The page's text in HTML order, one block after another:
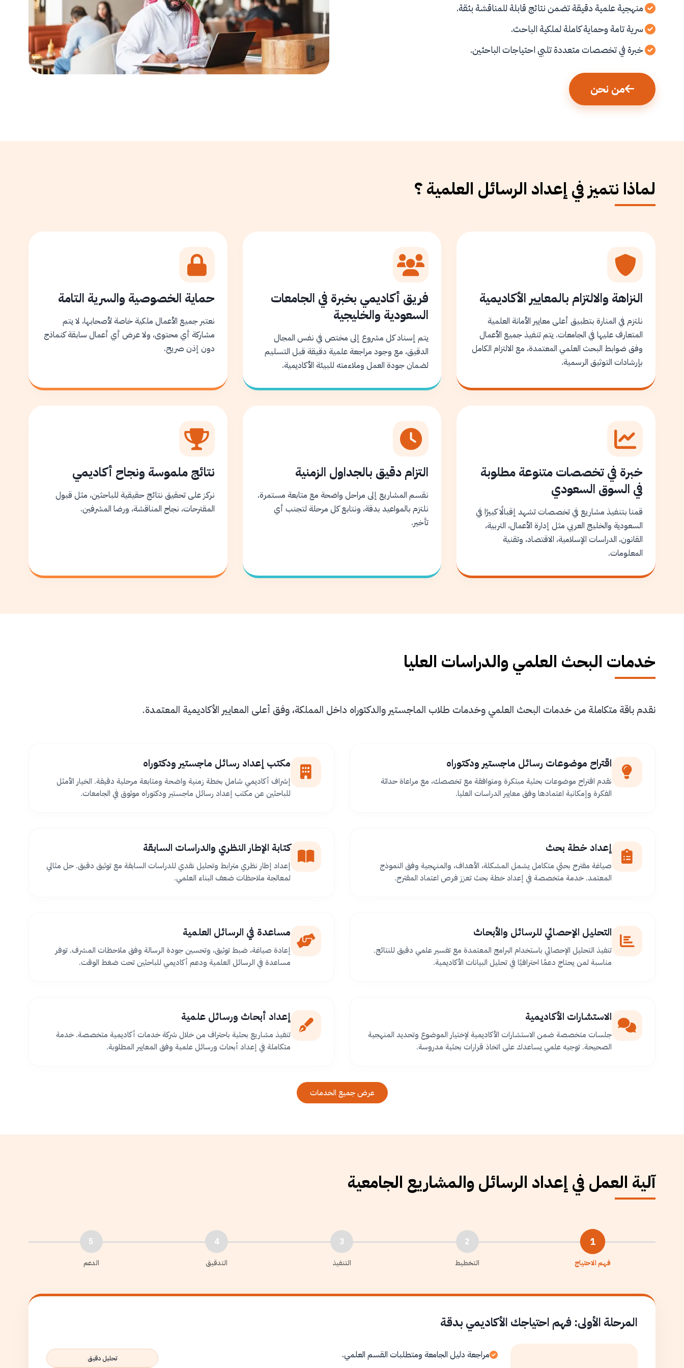
منهجية علمية دقيقة تضمن نتائج قابلة للمناقشة بثقة.
سرية تامة وحماية كاملة لملكية الباحث.
خبرة في تخصصات متعددة تلبي احتياجات الباحثين.
من نحن
لماذا نتميز في إعداد الرسائل العلمية ؟
النزاهة والالتزام بالمعايير الأكاديمية
نلتزم في المنارة بتطبيق أعلى معايير الأمانة العلمية
المتعارف عليها في الجامعات. يتم تنفيذ جميع الأعمال
وفق ضوابط البحث العلمي المعتمدة، مع الالتزام الكامل
بإرشادات التوثيق الرسمية.
فريق أكاديمي بخبرة في الجامعات
السعودية والخليجية
يتم إسناد كل مشروع إلى مختص في نفس المجال
الدقيق، مع وجود مراجعة علمية دقيقة قبل التسليم
لضمان جودة العمل وملاءمته للبيئة الأكاديمية.
حماية الخصوصية والسرية التامة
نعتبر جميع الأعمال ملكية خاصة لأصحابها، لا يتم
مشاركة أي محتوى، ولا عرض أي أعمال سابقة كنماذج
دون إذن صريح.
خبرة في تخصصات متنوعة مطلوبة
في السوق السعودي
قمنا بتنفيذ مشاريع في تخصصات تشهد إقبالًا كبيرًا في
السعودية والخليج العربي مثل إدارة الأعمال، التربية،
القانون، الدراسات الإسلامية، الاقتصاد، وتقنية
المعلومات.
التزام دقيق بالجداول الزمنية
نقسم المشاريع إلى مراحل واضحة مع متابعة مستمرة.
نلتزم بالمواعيد بدقة، ونتابع كل مرحلة لتجنب أي
تأخير.
نتائج ملموسة ونجاح أكاديمي
نركز على تحقيق نتائج حقيقية للباحثين، مثل قبول
المقترحات، نجاح المناقشة، ورضا المشرفين.
خدمات البحث العلمي والدراسات العليا
نقدم باقة متكاملة من خدمات البحث العلمي وخدمات طلاب الماجستير والدكتوراه داخل المملكة، وفق أعلى المعايير الأكاديمية المعتمدة.
اقتراح موضوعات رسائل ماجستير ودكتوراه
نقدم اقتراح موضوعات بحثية مبتكرة ومتوافقة مع تخصصك، مع مراعاة حداثة
الفكرة وإمكانية اعتمادها وفق معايير الدراسات العليا.
مكتب إعداد رسائل ماجستير ودكتوراه
إشراف أكاديمي شامل بخطة زمنية واضحة ومتابعة مرحلية دقيقة. الخيار الأمثل
للباحثين عن مكتب إعداد رسائل ماجستير ودكتوراه موثوق في الجامعات.
إعداد خطة بحث
صياغة مقترح بحثي متكامل يشمل المشكلة، الأهداف، والمنهجية وفق النموذج
المعتمد. خدمة متخصصة في إعداد خطة بحث تعزز فرص اعتماد المقترح.
كتابة الإطار النظري والدراسات السابقة
إعداد إطار نظري مترابط وتحليل نقدي للدراسات السابقة مع توثيق دقيق. حل مثالي
لمعالجة ملاحظات ضعف البناء العلمي.
التحليل الإحصائي للرسائل والأبحاث
تنفيذ التحليل الإحصائي باستخدام البرامج المعتمدة مع تفسير علمي دقيق للنتائج.
مناسبة لمن يحتاج دعمًا احترافيًا في تحليل البيانات الأكاديمية.
مساعدة في الرسائل العلمية
إعادة صياغة، ضبط توثيق، وتحسين جودة الرسالة وفق ملاحظات المشرف. توفر
مساعدة في الرسائل العلمية ودعم أكاديمي للباحثين تحت ضغط الوقت.
الاستشارات الأكاديمية
جلسات متخصصة ضمن الاستشارات الأكاديمية لإختيار الموضوع وتحديد المنهجية
الصحيحة. توجيه علمي يساعدك على اتخاذ قرارات بحثية مدروسة.
إعداد أبحاث ورسائل علمية
تنفيذ مشاريع بحثية باحتراف من خلال شركة خدمات أكاديمية متخصصة. خدمة
متكاملة في إعداد أبحاث ورسائل علمية وفق المعايير المطلوبة.
عرض جميع الخدمات
آلية العمل في إعداد الرسائل والمشاريع الجامعية
1
فهم الاحتياج
2
التخطيط
3
التنفيذ
4
التدقيق
5
الدعم
المرحلة الأولى: فهم احتياجك الأكاديمي بدقة
مراجعة دليل الجامعة ومتطلبات القسم العلمي.
تحليل دقيق